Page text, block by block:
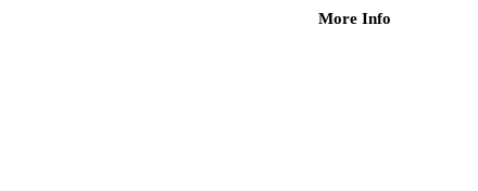
More Info